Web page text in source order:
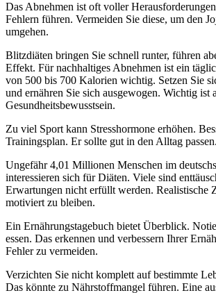
Das Abnehmen ist oft voller
Fehlern führen. Vermeiden Sie diese, um den
umgehen.
Blitzdiäten bringen Sie schnell runter, führen
Effekt. Für nachhaltiges Abnehmen ist ein
von 500 bis 700 Kalorien wichtig. Setzen Sie
und ernähren Sie sich ausgewogen. Wichtig ist
Gesundheitsbewusstsein.
Zu viel Sport kann Stresshormone erhöhen.
Trainingsplan. Er sollte gut in den Alltag passen.
Ungefähr 4,01 Millionen Menschen im
interessieren sich für Diäten. Viele sind
Erwartungen nicht erfüllt werden. Realistische
motiviert zu bleiben.
Ein Ernährungstagebuch bietet Überblick.
essen. Das erkennen und verbessern Ihrer
Fehler zu vermeiden.
Verzichten Sie nicht komplett auf bestimmte
Das könnte zu Nährstoffmangel führen. Eine